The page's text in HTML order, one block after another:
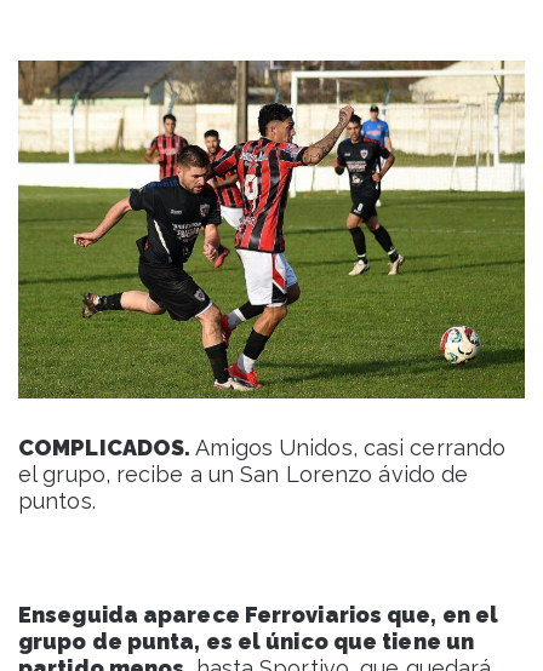
COMPLICADOS. Amigos Unidos, casi cerrando
el grupo, recibe a un San Lorenzo ávido de
puntos.
Enseguida aparece Ferroviarios que, en el
grupo de punta, es el único que tiene un